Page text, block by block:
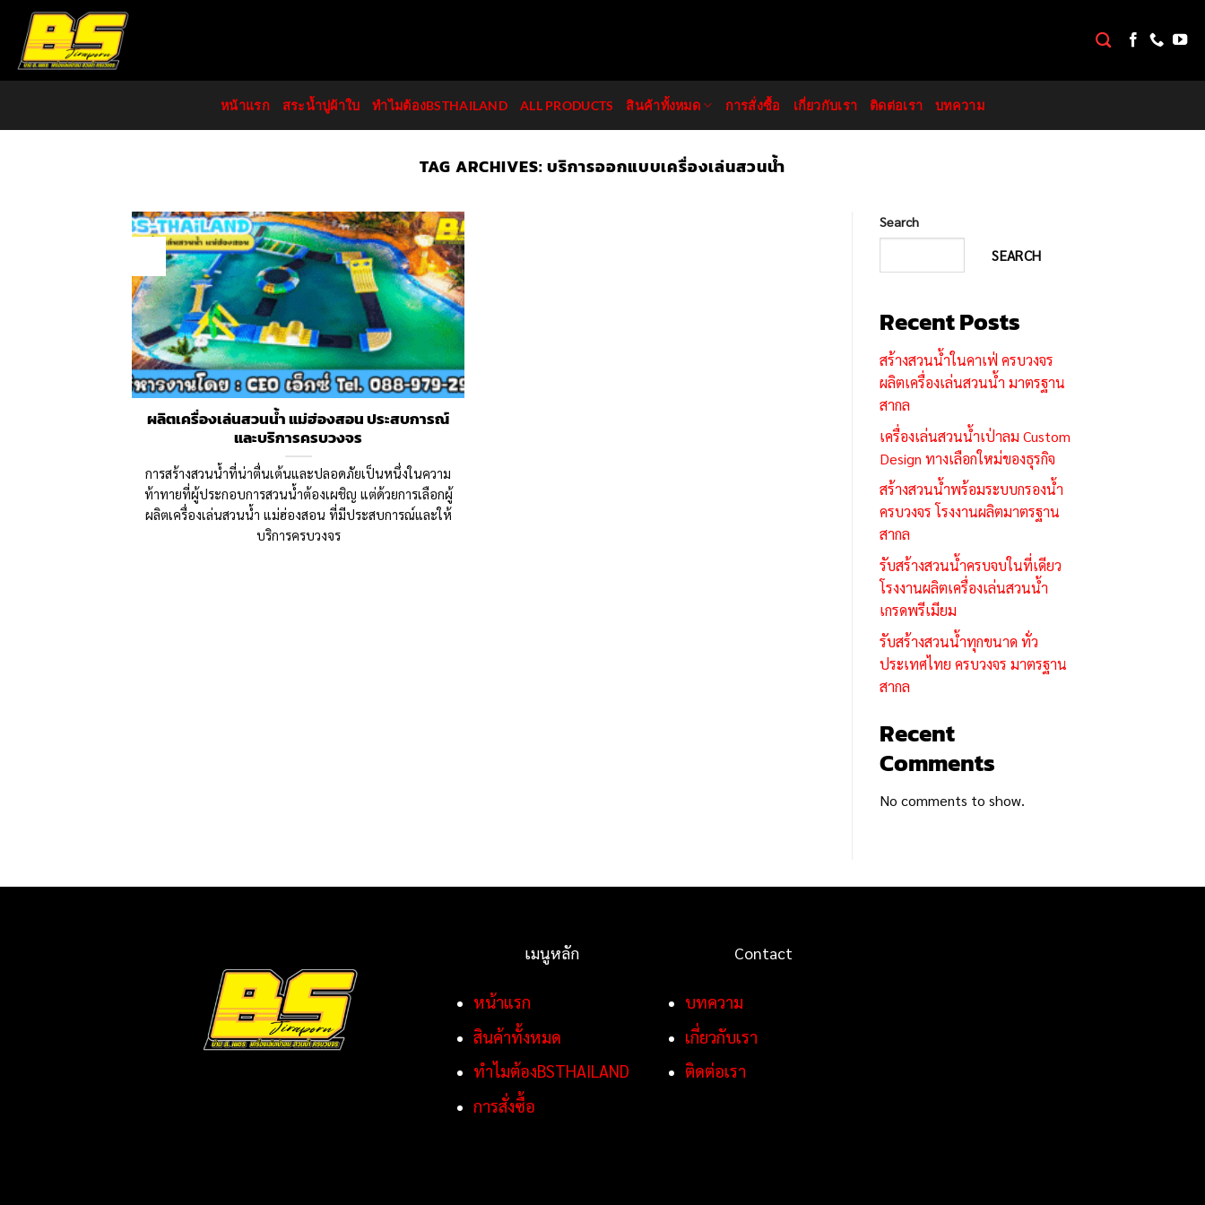
content
หน้าแรก สระน้ำปูผ้าใบ ทำไมต้องBSTHAILAND ALL PRODUCTS สินค้าทั้งหมด การสั่งซื้อ เกี่ยวกับเรา ติดต่อเรา บทความ
TAG ARCHIVES:บริการออกแบบเครื่องเล่นสวนน้ำ
ผลิตเครื่องเล่นสวนน้ำ แม่ฮ่องสอน ประสบการณ์
และบริการครบวงจร
การสร้างสวนน้ำที่น่าตื่นเต้นและปลอดภัยเป็นหนึ่งในความ
ท้าทายที่ผู้ประกอบการสวนน้ำต้องเผชิญ แต่ด้วยการเลือกผู้
ผลิตเครื่องเล่นสวนน้ำ แม่ฮ่องสอน ที่มีประสบการณ์และให้
บริการครบวงจร
Search
SEARCH
Recent Posts
สร้างสวนน้ำในคาเฟ่ ครบวงจร
ผลิตเครื่องเล่นสวนน้ำ มาตรฐาน
สากล
เครื่องเล่นสวนน้ำเป่าลม Custom
Design ทางเลือกใหม่ของธุรกิจ
สร้างสวนน้ำพร้อมระบบกรองน้ำ
ครบวงจร โรงงานผลิตมาตรฐาน
สากล
รับสร้างสวนน้ำครบจบในที่เดียว
โรงงานผลิตเครื่องเล่นสวนน้ำ
เกรดพรีเมียม
รับสร้างสวนน้ำทุกขนาด ทั่ว
ประเทศไทย ครบวงจร มาตรฐาน
สากล
Recent
Comments
No comments to show.
เมนูหลัก
หน้าแรก
สินค้าทั้งหมด
ทำไมต้องBSTHAILAND
การสั่งซื้อ
Contact
บทความ
เกี่ยวกับเรา
ติดต่อเรา